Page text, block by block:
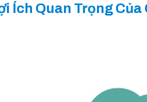
Ích Quan Trọng Của